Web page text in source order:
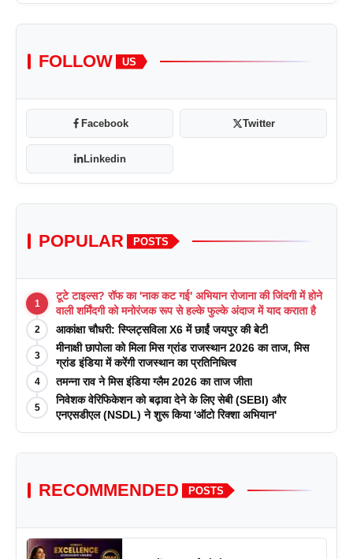
FOLLOW US
Facebook Twitter
Linkedin
POPULAR POSTS
1
टूटे टाइल्स? रॉफ का 'नाक कट गई' अभियान रोजाना की जिंदगी में होने
वाली शर्मिंदगी को मनोरंजक रूप से हल्के फुल्के अंदाज में याद कराता है
2 आकांक्षा चौधरी: स्प्लिट्सविला X6 में छाईं जयपुर की बेटी
3
मीनाक्षी छापोला को मिला मिस ग्रांड राजस्थान 2026 का ताज, मिस
ग्रांड इंडिया में करेंगी राजस्थान का प्रतिनिधित्व
4 तमन्ना राव ने मिस इंडिया ग्लैम 2026 का ताज जीता
5
निवेशक वेरिफिकेशन को बढ़ावा देने के लिए सेबी (SEBI) और
एनएसडीएल (NSDL) ने शुरू किया 'ऑटो रिक्शा अभियान'
RECOMMENDED POSTS